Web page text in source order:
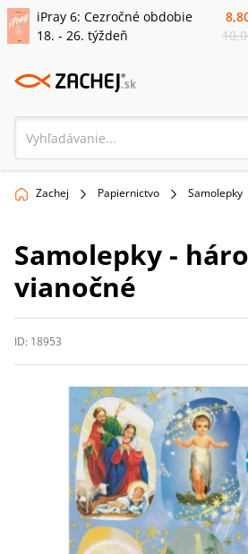
iPray 6: Cezročné obdobie
18. - 26. týždeň
Zachej Papiernictvo Samolepky
Samolepky -
vianočné
ID: 18953